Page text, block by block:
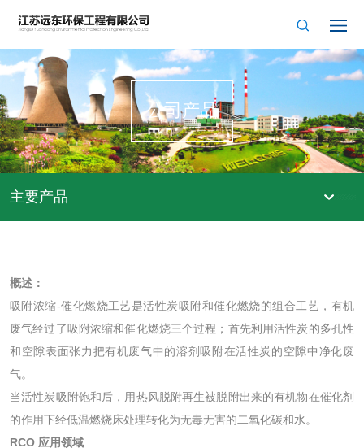
公司产品
主要产品
概述：
吸附浓缩-催化燃烧工艺是活性炭吸附和催化燃烧的组合工艺，有机
废气经过了吸附浓缩和催化燃烧三个过程；首先利用活性炭的多孔性
和空隙表面张力把有机废气中的溶剂吸附在活性炭的空隙中净化废
气。
当活性炭吸附饱和后，用热风脱附再生被脱附出来的有机物在催化剂
的作用下经低温燃烧床处理转化为无毒无害的二氧化碳和水。
RCO 应用领域